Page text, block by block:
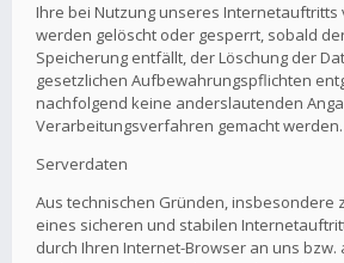
Ihre bei Nutzung unseres
werden gelöscht oder gesperrt, sobald
Speicherung entfällt, der Löschung der
gesetzlichen Aufbewahrungspflichten
nachfolgend keine anderslautenden
Verarbeitungsverfahren gemacht werden.
Serverdaten
Aus technischen Gründen, insbesondere
eines sicheren und stabilen
durch Ihren Internet-Browser an uns bzw.